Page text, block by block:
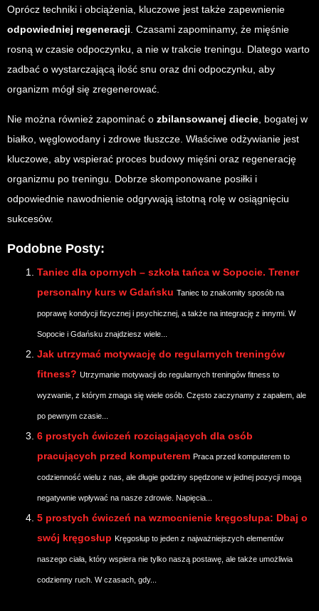
Oprócz techniki i obciążenia, kluczowe jest także zapewnienie
odpowiedniej regeneracji . Czasami zapominamy, że mięśnie
rosną w czasie odpoczynku, a nie w trakcie treningu. Dlatego warto
zadbać o wystarczającą ilość snu oraz dni odpoczynku, aby
organizm mógł się zregenerować.
Nie można również zapominać o zbilansowanej diecie , bogatej w
białko, węglowodany i zdrowe tłuszcze. Właściwe odżywianie jest
kluczowe, aby wspierać proces budowy mięśni oraz regenerację
organizmu po treningu. Dobrze skomponowane posiłki i
odpowiednie nawodnienie odgrywają istotną rolę w osiągnięciu
sukcesów.
Podobne Posty:
Taniec dla opornych – szkoła tańca w Sopocie. Trener
personalny kurs w Gdańsku Taniec to znakomity sposób na
poprawę kondycji fizycznej i psychicznej, a także na integrację z innymi. W
Sopocie i Gdańsku znajdziesz wiele...
Jak utrzymać motywację do regularnych treningów
fitness? Utrzymanie motywacji do regularnych treningów fitness to
wyzwanie, z którym zmaga się wiele osób. Często zaczynamy z zapałem, ale
po pewnym czasie...
6 prostych ćwiczeń rozciągających dla osób
pracujących przed komputerem Praca przed komputerem to
codzienność wielu z nas, ale długie godziny spędzone w jednej pozycji mogą
negatywnie wpływać na nasze zdrowie. Napięcia...
5 prostych ćwiczeń na wzmocnienie kręgosłupa: Dbaj o
swój kręgosłup Kręgosłup to jeden z najważniejszych elementów
naszego ciała, który wspiera nie tylko naszą postawę, ale także umożliwia
codzienny ruch. W czasach, gdy...